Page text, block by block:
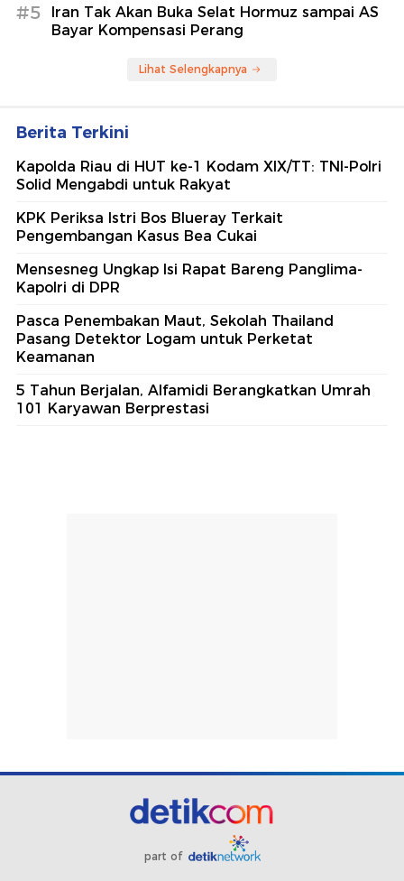
#5
Iran Tak Akan Buka Selat Hormuz sampai AS
Bayar Kompensasi Perang
Lihat Selengkapnya
Berita Terkini
Kapolda Riau di HUT ke-1 Kodam XIX/TT: TNI-Polri
Solid Mengabdi untuk Rakyat
KPK Periksa Istri Bos Blueray Terkait
Pengembangan Kasus Bea Cukai
Mensesneg Ungkap Isi Rapat Bareng Panglima-
Kapolri di DPR
Pasca Penembakan Maut, Sekolah Thailand
Pasang Detektor Logam untuk Perketat
Keamanan
5 Tahun Berjalan, Alfamidi Berangkatkan Umrah
101 Karyawan Berprestasi
part of